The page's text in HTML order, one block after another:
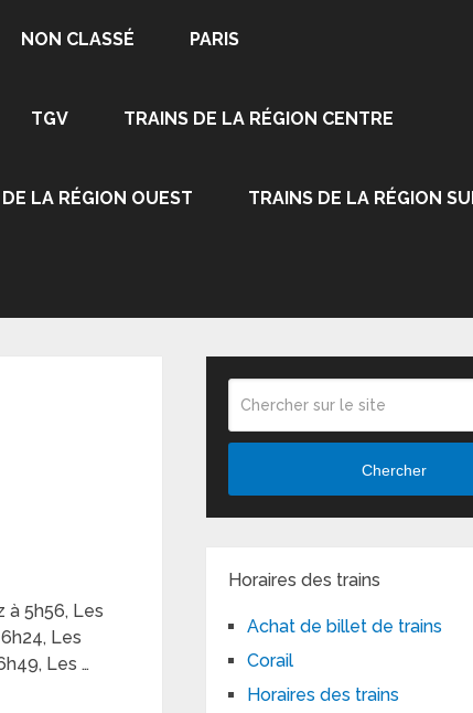
NON CLASSÉ PARIS
TGV TRAINS DE LA RÉGION CENTRE
LA RÉGION OUEST TRAINS DE LA RÉGION
à 5h56, Les
Les
Les …
Chercher
Horaires des trains
Achat de billet de trains
Corail
Horaires des trains